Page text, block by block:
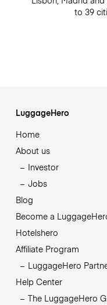
to 39
LuggageHero
Home
About us
Investor
Jobs
Blog
Become a
Hotelshero
Affiliate Program
LuggageHero
Help Center
The LuggageHero